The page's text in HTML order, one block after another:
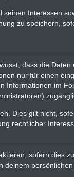
Interessen
zu speichern,
dass die
nur für einen
Informationen im
Dies gilt nicht,
rechtlicher
sofern dies